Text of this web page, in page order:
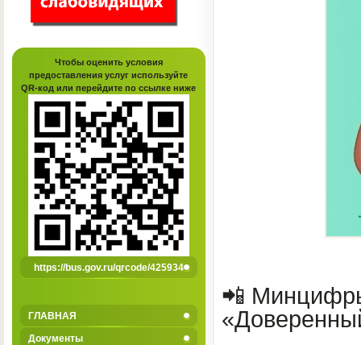
Чтобы оценить условия
предоставления услуг используйте
QR-код или перейдите по ссылке ниже
https://bus.gov.ru/qrcode/425934
ГЛАВНАЯ
Документы
📲